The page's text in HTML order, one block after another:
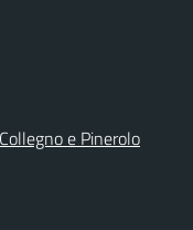
e Pinerolo